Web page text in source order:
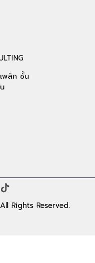
เพล็ก ชั้น
Rights Reserved.